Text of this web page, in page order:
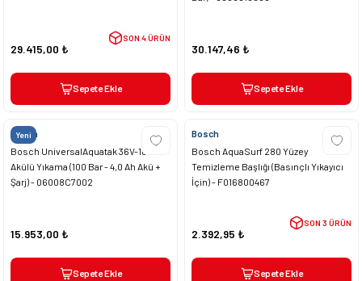
29.415,00 ₺
SON 4 ÜRÜN
Sepete Ekle
30.147,46 ₺
Sepete Ekle
Yeni
Bosch
Bosch UniversalAquatak 36V-100
Akülü Yıkama (100 Bar - 4,0 Ah Akü +
Şarj) - 06008C7002
15.953,00 ₺
Sepete Ekle
Bosch
Bosch AquaSurf 280 Yüzey
Temizleme Başlığı (Basınçlı Yıkayıcı
İçin) - F016800467
2.392,95 ₺
SON 3 ÜRÜN
Sepete Ekle